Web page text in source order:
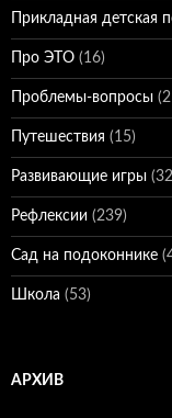
Прикладная детская
Про ЭТО (16)
Проблемы-вопросы
Путешествия (15)
Развивающие игры
Рефлексии (239)
Сад на подоконнике
Школа (53)
АРХИВ